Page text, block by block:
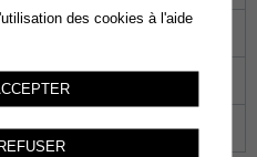
24 25
01 02 03
des cookies à l'aide